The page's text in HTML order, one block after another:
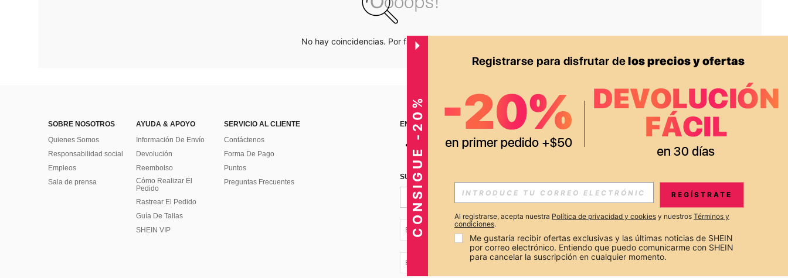
No hay coincidencias. Por favor inténtalo de nuevo.
SOBRE NOSOTROS
Quienes Somos
Responsabilidad social
Empleos
Sala de prensa
AYUDA & APOYO
Información De Envío
Devolución
Reembolso
Cómo Realizar El
Pedido
Rastrear El Pedido
Guía De Tallas
SHEIN VIP
SERVICIO AL CLIENTE
Contáctenos
Forma De Pago
Puntos
Preguntas Frecuentes
ENCUÉNTRANOS EN APP
SUSCRÍBETE PARA RECIBIR OFERTAS EXCLUSIVAS, PROMOCIONES Y NOTICIAS DE SHEIN
Suscribir
EC + 593
EC + 593
CONSIGUE -20% REGÍSTRATE
Al registrarse, acepta nuestra Política de privacidad y cookies y nuestros Términos y
condiciones.
Me gustaría recibir ofertas exclusivas y las últimas noticias de SHEIN
por correo electrónico. Entiendo que puedo comunicarme con SHEIN
para cancelar la suscripción en cualquier momento.